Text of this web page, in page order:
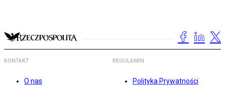
KONTAKT
O nas
REGULAMIN
Polityka Prywatności